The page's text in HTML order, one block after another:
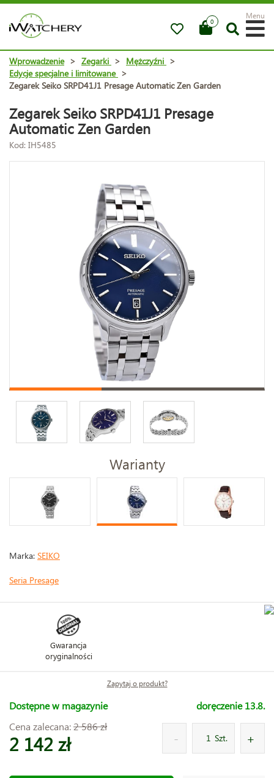
0
Menu
Wprowadzenie > Zegarki > Mężczyźni >
Edycje specjalne i limitowane >
Zegarek Seiko SRPD41J1 Presage Automatic Zen Garden
Zegarek Seiko SRPD41J1 Presage
Automatic Zen Garden
Kod: IH5485
Warianty
Marka: SEIKO
Seria Presage
Gwarancja
oryginalności
Zapytaj o produkt?
Dostępne w magazynie
doręczenie 13.8.
Cena zalecana:2 586 zł
2 142 zł Szt.